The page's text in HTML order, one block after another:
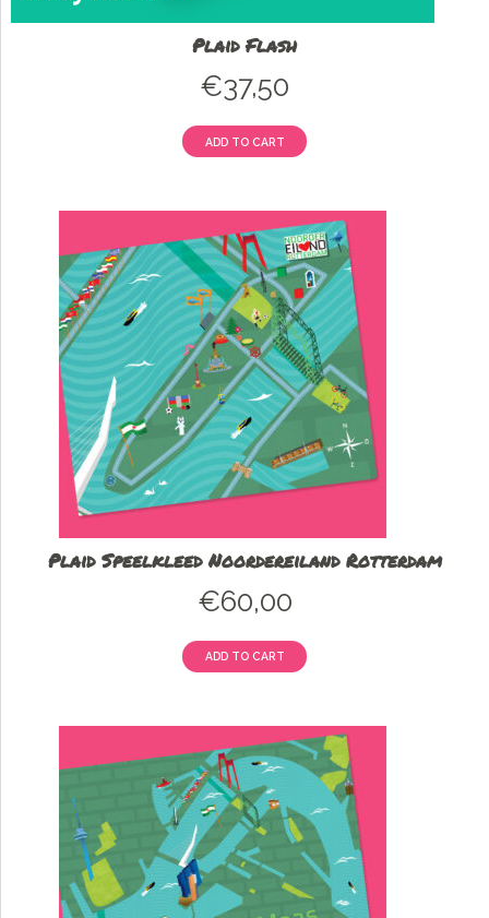
Plaid Flash
€37,50
ADD TO CART
Plaid Speelkleed Noordereiland Rotterdam
€60,00
ADD TO CART